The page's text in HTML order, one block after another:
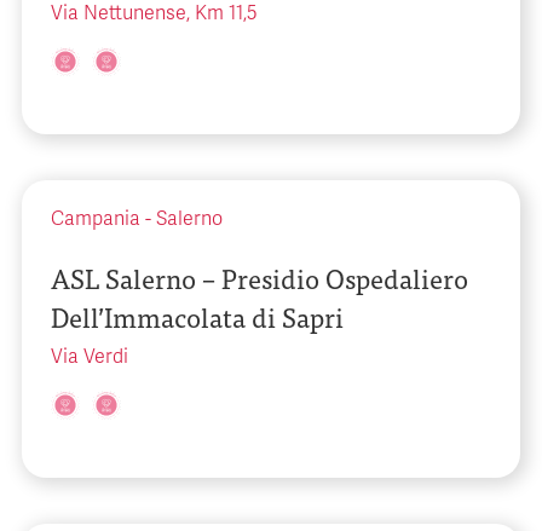
Via Nettunense, Km 11,5
Campania - Salerno
ASL Salerno – Presidio Ospedaliero
Dell’Immacolata di Sapri
Via Verdi